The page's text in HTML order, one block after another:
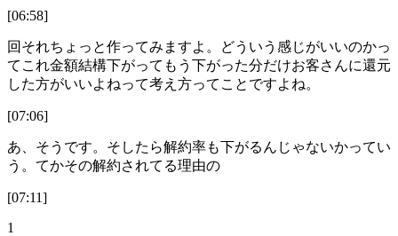
[06:58]
回それちょっと作ってみますよ。どういう感じがいいのかっ
てこれ金額結構下がってもう下がった分だけお客さんに還元
した方がいいよねって考え方ってことですよね。
[07:06]
あ、そうです。そしたら解約率も下がるんじゃないかってい
う。てかその解約されてる理由の
[07:11]
1